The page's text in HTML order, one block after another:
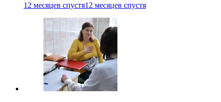
12 месяцев спустя12 месяцев спустя